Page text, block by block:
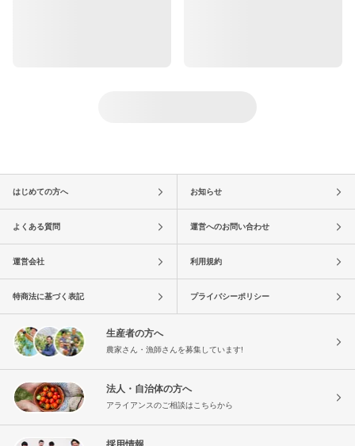
はじめての方へ お知らせ
よくある質問 運営へのお問い合わせ
運営会社 利用規約
特商法に基づく表記 プライバシーポリシー
生産者の方へ
農家さん・漁師さんを募集しています!
法人・自治体の方へ
アライアンスのご相談はこちらから